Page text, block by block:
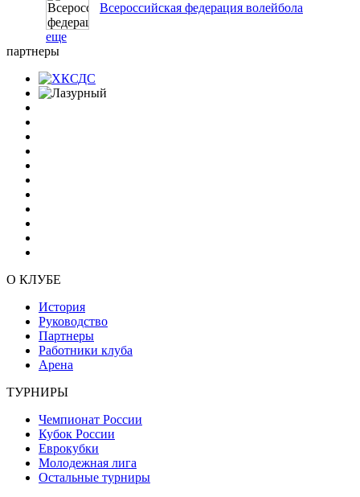
Всероссийская федерация волейбола
еще
партнеры
О КЛУБЕ
История
Руководство
Партнеры
Работники клуба
Арена
ТУРНИРЫ
Чемпионат России
Кубок России
Еврокубки
Молодежная лига
Остальные турниры